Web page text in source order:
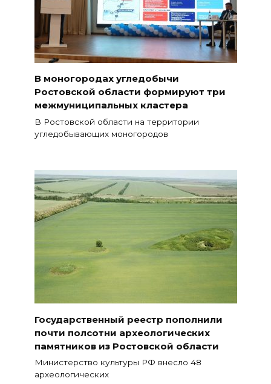
В моногородах угледобычи
Ростовской области формируют три
межмуниципальных кластера
В Ростовской области на территории
угледобывающих моногородов
Государственный реестр пополнили
почти полсотни археологических
памятников из Ростовской области
Министерство культуры РФ внесло 48
археологических